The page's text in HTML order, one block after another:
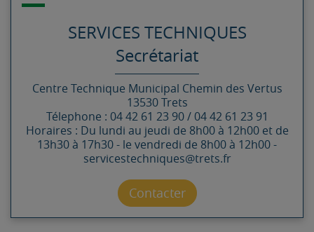
SERVICES TECHNIQUES
Secrétariat
Centre Technique Municipal Chemin des Vertus
13530 Trets
Télephone : 04 42 61 23 90 / 04 42 61 23 91
Horaires : Du lundi au jeudi de 8h00 à 12h00 et de
13h30 à 17h30 - le vendredi de 8h00 à 12h00 -
servicestechniques@trets.fr
Contacter par mail
Contacter